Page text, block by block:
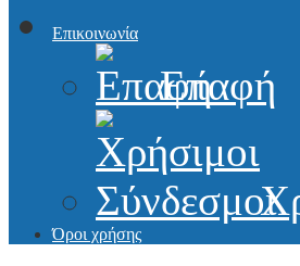
Επικοινωνία
Επαφή
Όροι χρήσης